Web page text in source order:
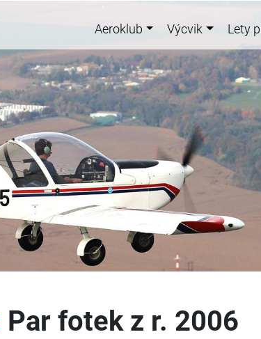
Aeroklub Výcvik Lety
Par fotek z r. 2006